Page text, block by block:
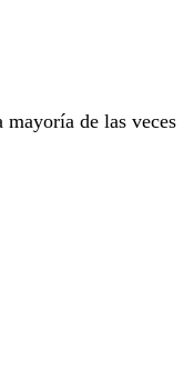
de las veces